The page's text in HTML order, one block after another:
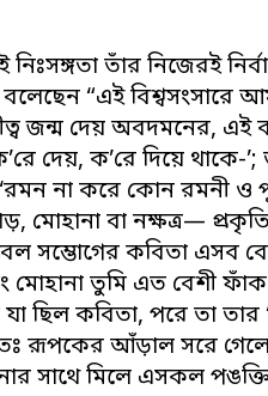
তাঁর নিজেরই
বলেছেন “এই
জন্ম দেয় অবদমনের,
দেয়, ক’রে দিয়ে থাকে-’;
না করে কোন রমনী ও
মোহানা বা নক্ষত্র—
সম্ভোগের কবিতা এসব
তুমি এত বেশী
ছিল কবিতা, পরে তা
রূপকের আঁড়াল সরে
সাথে মিলে এসকল